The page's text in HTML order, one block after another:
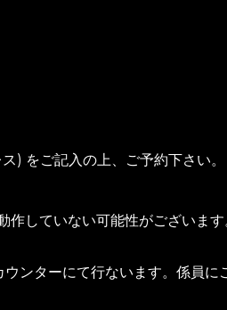
) をご記入の上、ご予約下さい。
作していない可能性がございま
ンターにて行ないます。係員